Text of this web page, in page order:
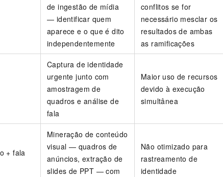
de ingestão de mídia
— identificar quem
aparece e o que é dito
independentemente
conflitos se for
necessário mesclar os
resultados de ambas
as ramificações
Captura de identidade
urgente junto com
amostragem de
quadros e análise de
fala
Maior uso de recursos
devido à execução
simultânea
+ fala
Mineração de conteúdo
visual — quadros de
anúncios, extração de
slides de PPT — com
Não otimizado para
rastreamento de
identidade